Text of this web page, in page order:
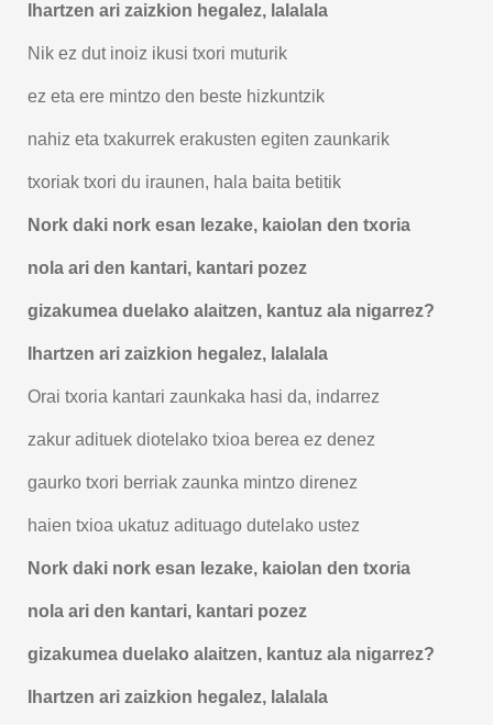
Ihartzen ari zaizkion hegalez, lalalala
Nik ez dut inoiz ikusi txori muturik
ez eta ere mintzo den beste hizkuntzik
nahiz eta txakurrek erakusten egiten zaunkarik
txoriak txori du iraunen, hala baita betitik
Nork daki nork esan lezake, kaiolan den txoria
nola ari den kantari, kantari pozez
gizakumea duelako alaitzen, kantuz ala nigarrez?
Ihartzen ari zaizkion hegalez, lalalala
Orai txoria kantari zaunkaka hasi da, indarrez
zakur adituek diotelako txioa berea ez denez
gaurko txori berriak zaunka mintzo direnez
haien txioa ukatuz adituago dutelako ustez
Nork daki nork esan lezake, kaiolan den txoria
nola ari den kantari, kantari pozez
gizakumea duelako alaitzen, kantuz ala nigarrez?
Ihartzen ari zaizkion hegalez, lalalala